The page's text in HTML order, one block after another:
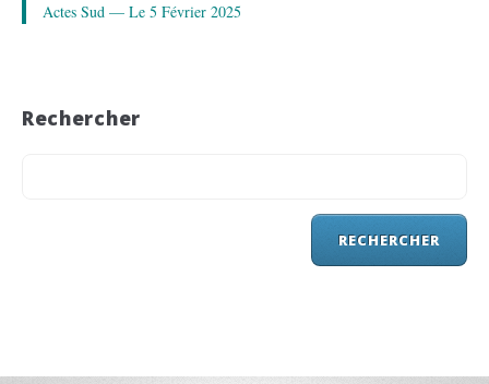
Actes Sud — Le 5 Février 2025
Rechercher